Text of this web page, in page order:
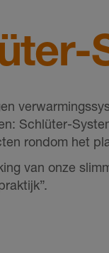
Schlüter-
rondom het
van onze